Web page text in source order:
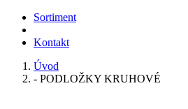
Sortiment
Kontakt
Úvod
- PODLOŽKY KRUHOVÉ